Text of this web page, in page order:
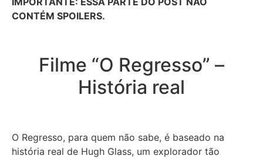
CONTÉM SPOILERS.
Filme “O Regresso” –
História real
O Regresso, para quem não sabe, é baseado na
história real de Hugh Glass, um explorador tão